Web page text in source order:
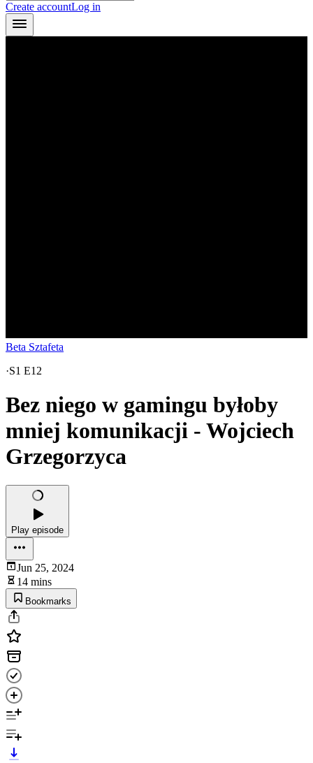
Create accountLog in
Beta Sztafeta
·S1 E12
Bez niego w gamingu byłoby
mniej komunikacji - Wojciech
Grzegorzyca
Play episode
Jun 25, 2024
14 mins
Bookmarks